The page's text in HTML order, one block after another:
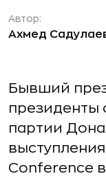
Автор:
Ахмед
Бывший
президенты
партии
Conference